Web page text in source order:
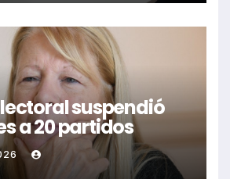
suspendió
a 20 partidos